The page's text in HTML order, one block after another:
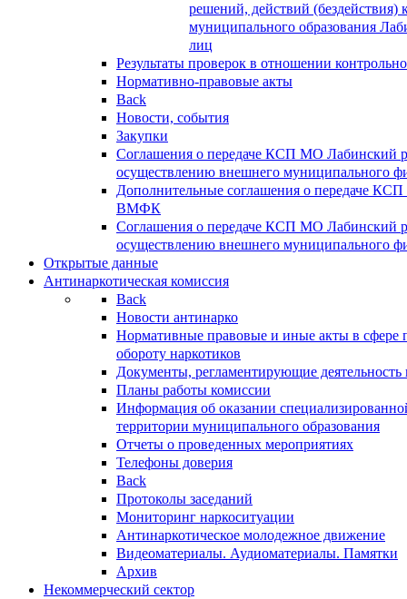
решений, действий (бездействия)
муниципального образования
лиц
Результаты проверок в отношении
Нормативно-правовые акты
Back
Новости, события
Закупки
Соглашения о передаче КСП МО Лабинский
осуществлению внешнего муниципального
Дополнительные соглашения о передаче
ВМФК
Соглашения о передаче КСП МО Лабинский
осуществлению внешнего муниципального
Открытые данные
Антинаркотическая комиссия
Back
Новости антинарко
Нормативные правовые и иные акты в сфере
обороту наркотиков
Документы, регламентирующие деятельность
Планы работы комиссии
Информация об оказании
территории муниципального образования
Отчеты о проведенных мероприятиях
Телефоны доверия
Back
Протоколы заседаний
Мониторинг наркоситуации
Антинаркотическое молодежное движение
Видеоматериалы. Аудиоматериалы. Памятки
Архив
Некоммерческий сектор